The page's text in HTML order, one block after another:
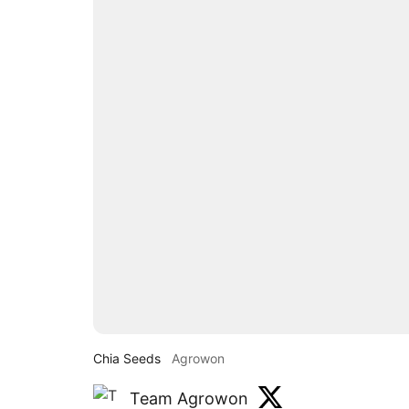
Chia Seeds Agrowon
Team Agrowon